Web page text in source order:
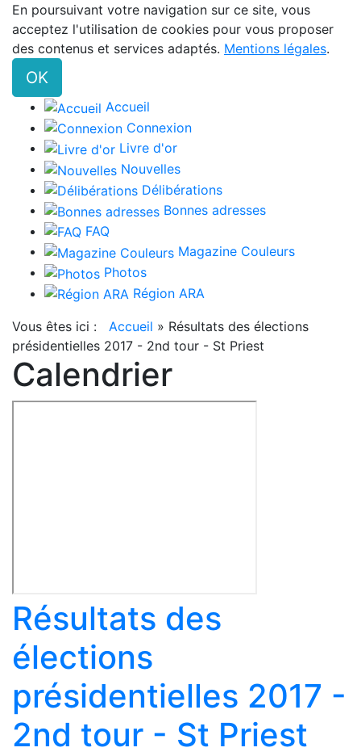
En poursuivant votre navigation sur ce site, vous
acceptez l'utilisation de cookies pour vous proposer
des contenus et services adaptés. Mentions légales.
OK
Accueil
Connexion
Livre d'or
Nouvelles
Délibérations
Bonnes adresses
FAQ
Magazine Couleurs
Photos
Région ARA
Vous êtes ici : Accueil » Résultats des élections
présidentielles 2017 - 2nd tour - St Priest
Calendrier
Résultats des
élections
présidentielles 2017 -
2nd tour - St Priest